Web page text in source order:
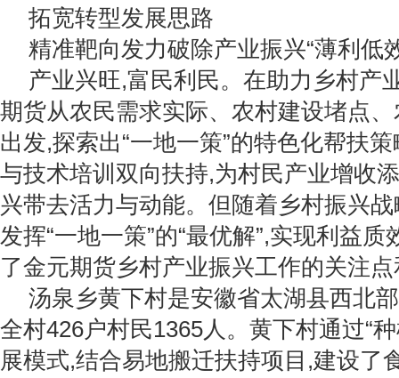
拓宽转型发展思路
精准靶向发力破除产业振兴“薄利低
产业兴旺,富民利民。在助力乡村产
期货从农民需求实际、农村建设堵点
出发,探索出“一地一策”的特色化帮扶
与技术培训双向扶持,为村民产业增收
兴带去活力与动能。但随着乡村振兴
发挥“一地一策”的“最优解”,实现利益质
了金元期货乡村产业振兴工作的关注
汤泉乡黄下村是安徽省太湖县西北
全村426户村民1365人。黄下村通过“
展模式,结合易地搬迁扶持项目,建设了